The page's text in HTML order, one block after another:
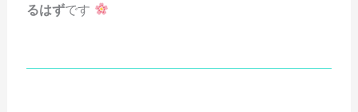
るはずです